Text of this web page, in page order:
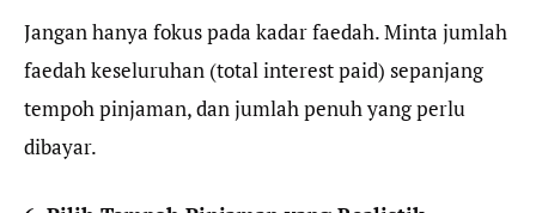
Jangan hanya fokus pada kadar faedah. Minta jumlah
faedah keseluruhan (total interest paid) sepanjang
tempoh pinjaman, dan jumlah penuh yang perlu
dibayar.